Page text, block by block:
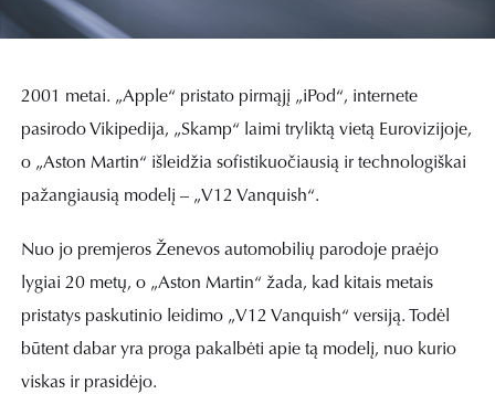
2001 metai. „Apple“ pristato pirmąjį „iPod“, internete
pasirodo Vikipedija, „Skamp“ laimi tryliktą vietą Eurovizijoje,
o „Aston Martin“ išleidžia sofistikuočiausią ir technologiškai
pažangiausią modelį – „V12 Vanquish“.
Nuo jo premjeros Ženevos automobilių parodoje praėjo
lygiai 20 metų, o „Aston Martin“ žada, kad kitais metais
pristatys paskutinio leidimo „V12 Vanquish“ versiją. Todėl
būtent dabar yra proga pakalbėti apie tą modelį, nuo kurio
viskas ir prasidėjo.